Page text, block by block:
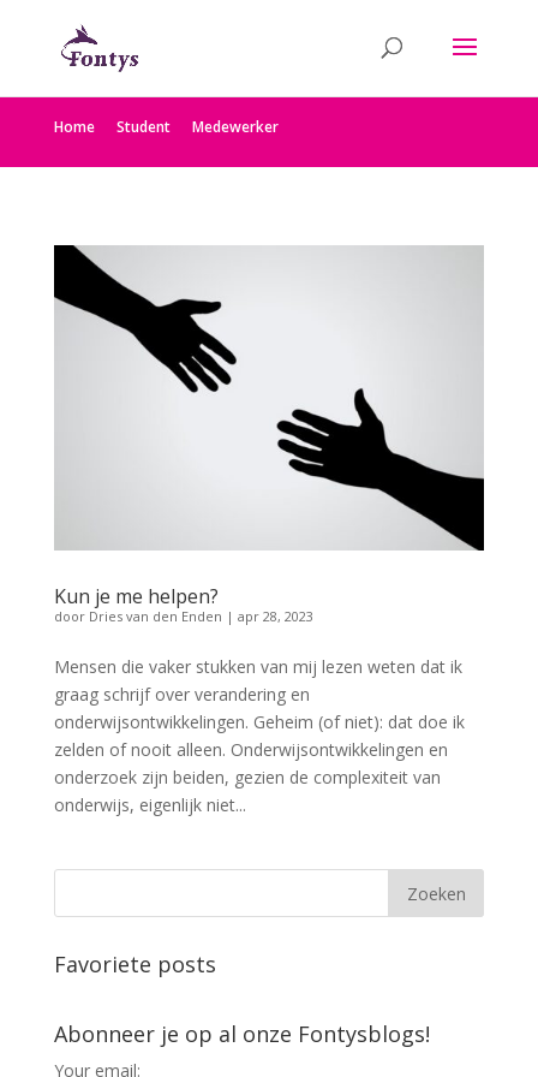
Home Student Medewerker
Kun je me helpen?
door Dries van den Enden | apr 28, 2023
Mensen die vaker stukken van mij lezen weten dat ik
graag schrijf over verandering en
onderwijsontwikkelingen. Geheim (of niet): dat doe ik
zelden of nooit alleen. Onderwijsontwikkelingen en
onderzoek zijn beiden, gezien de complexiteit van
onderwijs, eigenlijk niet...
Favoriete posts
Abonneer je op al onze Fontysblogs!
Your email: